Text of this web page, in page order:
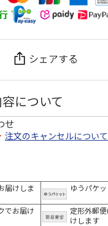
シェアする
について
せ
注文のキャンセルについて
届けしま
ゆうパケ
でお届け
定形外郵
けします